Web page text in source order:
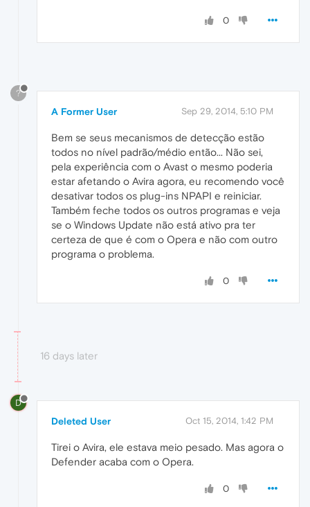
0
?
A Former User Sep 29, 2014, 5:10 PM
Bem se seus mecanismos de detecção estão
todos no nível padrão/médio então... Não sei,
pela experiência com o Avast o mesmo poderia
estar afetando o Avira agora, eu recomendo você
desativar todos os plug-ins NPAPI e reiniciar.
Também feche todos os outros programas e veja
se o Windows Update não está ativo pra ter
certeza de que é com o Opera e não com outro
programa o problema.
0
16 days later
D
Deleted User Oct 15, 2014, 1:42 PM
Tirei o Avira, ele estava meio pesado. Mas agora o
Defender acaba com o Opera.
0